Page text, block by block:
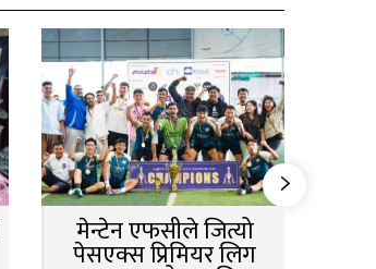
मेन्टेन एफसीले जित्यो
पेसएक्स प्रिमियर लिग